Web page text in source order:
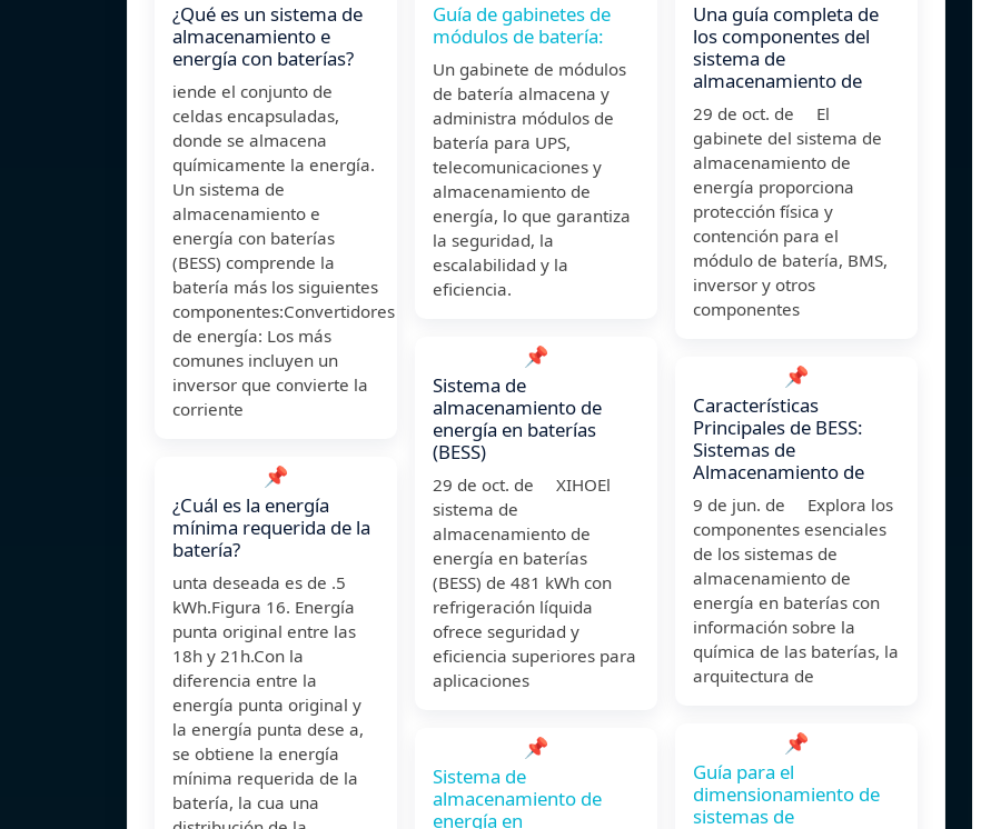
¿Qué es un sistema de
almacenamiento e
energía con baterías?
iende el conjunto de
celdas encapsuladas,
donde se almacena
químicamente la energía.
Un sistema de
almacenamiento e
energía con baterías
(BESS) comprende la
batería más los siguientes
componentes:Convertidores
de energía: Los más
comunes incluyen un
inversor que convierte la
corriente
📌
¿Cuál es la energía
mínima requerida de la
batería?
unta deseada es de .5
kWh.Figura 16. Energía
punta original entre las
18h y 21h.Con la
diferencia entre la
energía punta original y
la energía punta dese a,
se obtiene la energía
mínima requerida de la
batería, la cua una
Guía de gabinetes de
módulos de batería:
Un gabinete de módulos
de batería almacena y
administra módulos de
batería para UPS,
telecomunicaciones y
almacenamiento de
energía, lo que garantiza
la seguridad, la
escalabilidad y la
eficiencia.
📌
Sistema de
almacenamiento de
energía en baterías
(BESS)
29 de oct. de XIHOEl
sistema de
almacenamiento de
energía en baterías
(BESS) de 481 kWh con
refrigeración líquida
ofrece seguridad y
eficiencia superiores para
aplicaciones
📌
Sistema de
almacenamiento de
energía en
Una guía completa de
los componentes del
sistema de
almacenamiento de
29 de oct. de El
gabinete del sistema de
almacenamiento de
energía proporciona
protección física y
contención para el
módulo de batería, BMS,
inversor y otros
componentes
📌
Características
Principales de BESS:
Sistemas de
Almacenamiento de
9 de jun. de Explora los
componentes esenciales
de los sistemas de
almacenamiento de
energía en baterías con
información sobre la
química de las baterías, la
arquitectura de
📌
Guía para el
dimensionamiento de
sistemas de